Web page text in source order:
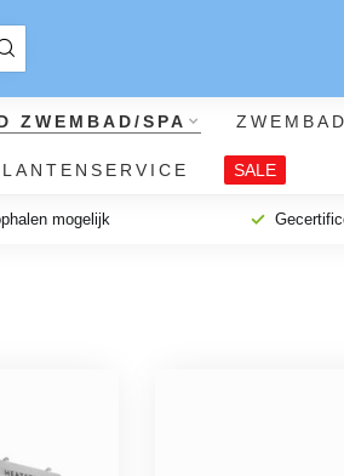
ZWEMBAD/SPA ZWEMBAD
SALE
mogelijk